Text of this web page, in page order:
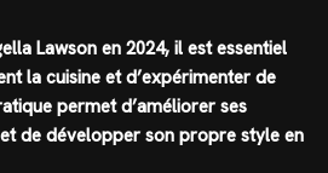
Lawson en 2024, il est essentiel
la cuisine et d’expérimenter de
permet d’améliorer ses
de développer son propre style en